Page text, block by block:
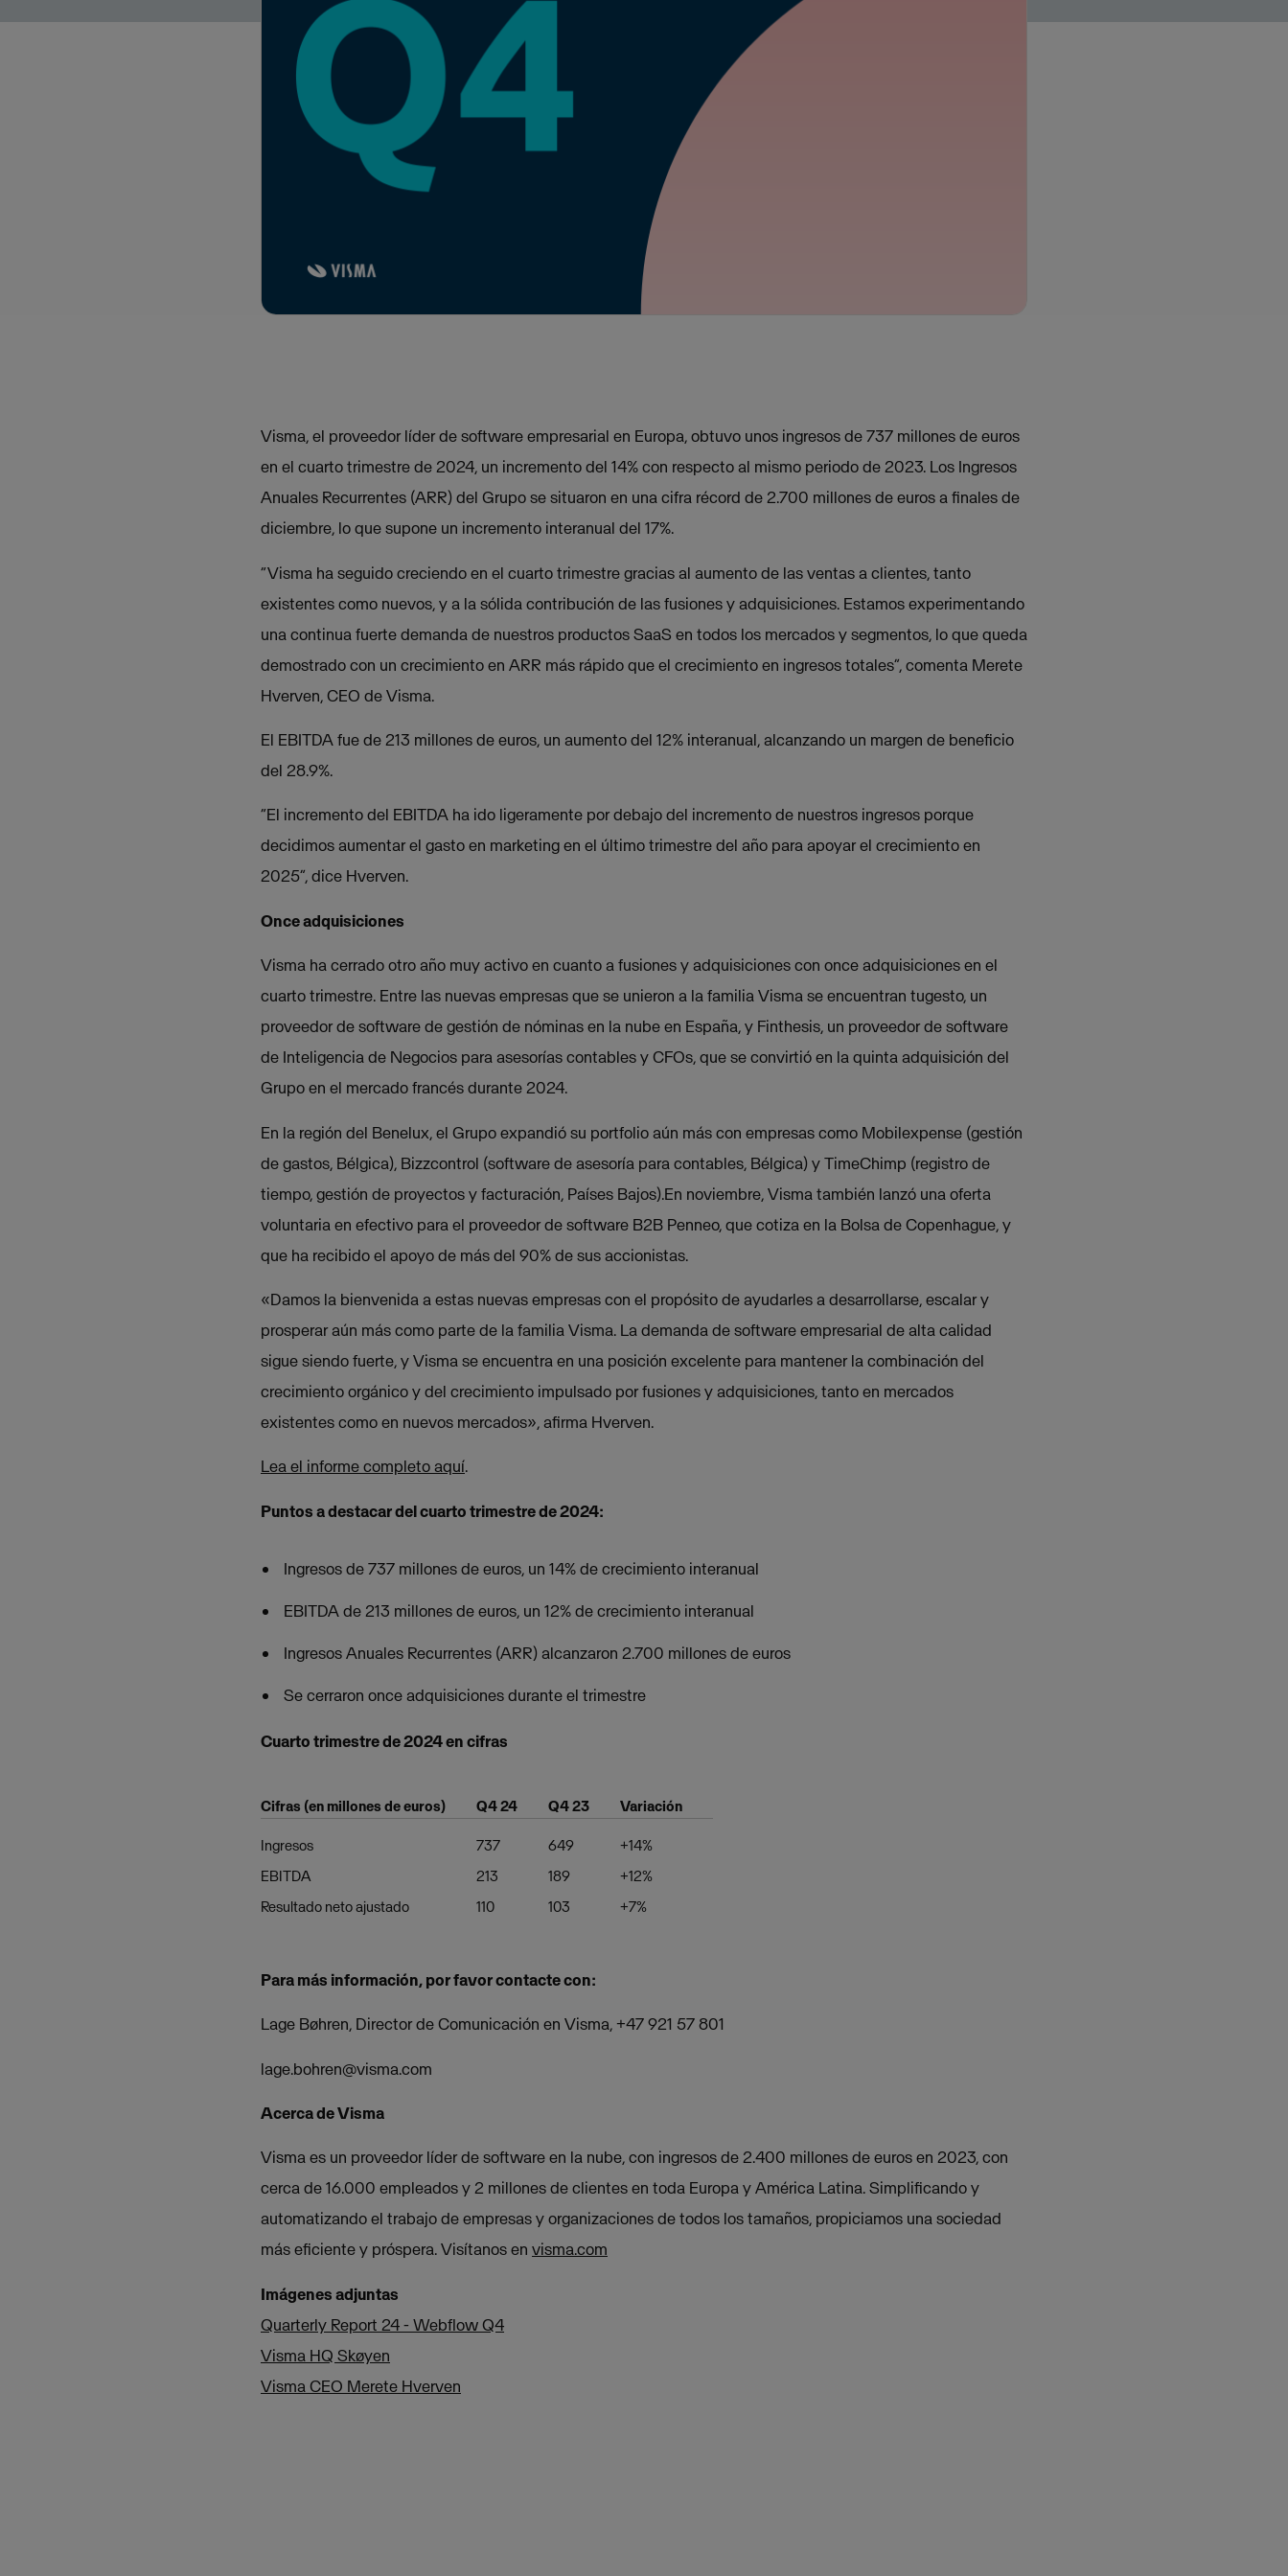
Visma, el proveedor líder de software empresarial en Europa, obtuvo unos ingresos de 737 millones de euros
en el cuarto trimestre de 2024, un incremento del 14% con respecto al mismo periodo de 2023. Los Ingresos
Anuales Recurrentes (ARR) del Grupo se situaron en una cifra récord de 2.700 millones de euros a finales de
diciembre, lo que supone un incremento interanual del 17%.
“Visma ha seguido creciendo en el cuarto trimestre gracias al aumento de las ventas a clientes, tanto
existentes como nuevos, y a la sólida contribución de las fusiones y adquisiciones. Estamos experimentando
una continua fuerte demanda de nuestros productos SaaS en todos los mercados y segmentos, lo que queda
demostrado con un crecimiento en ARR más rápido que el crecimiento en ingresos totales”, comenta Merete
Hverven, CEO de Visma.
El EBITDA fue de 213 millones de euros, un aumento del 12% interanual, alcanzando un margen de beneficio
del 28.9%.
“El incremento del EBITDA ha ido ligeramente por debajo del incremento de nuestros ingresos porque
decidimos aumentar el gasto en marketing en el último trimestre del año para apoyar el crecimiento en
2025”, dice Hverven.
Once adquisiciones
Visma ha cerrado otro año muy activo en cuanto a fusiones y adquisiciones con once adquisiciones en el
cuarto trimestre. Entre las nuevas empresas que se unieron a la familia Visma se encuentran tugesto, un
proveedor de software de gestión de nóminas en la nube en España, y Finthesis, un proveedor de software
de Inteligencia de Negocios para asesorías contables y CFOs, que se convirtió en la quinta adquisición del
Grupo en el mercado francés durante 2024.
En la región del Benelux, el Grupo expandió su portfolio aún más con empresas como Mobilexpense (gestión
de gastos, Bélgica), Bizzcontrol (software de asesoría para contables, Bélgica) y TimeChimp (registro de
tiempo, gestión de proyectos y facturación, Países Bajos).En noviembre, Visma también lanzó una oferta
voluntaria en efectivo para el proveedor de software B2B Penneo, que cotiza en la Bolsa de Copenhague, y
que ha recibido el apoyo de más del 90% de sus accionistas.
«Damos la bienvenida a estas nuevas empresas con el propósito de ayudarles a desarrollarse, escalar y
prosperar aún más como parte de la familia Visma. La demanda de software empresarial de alta calidad
sigue siendo fuerte, y Visma se encuentra en una posición excelente para mantener la combinación del
crecimiento orgánico y del crecimiento impulsado por fusiones y adquisiciones, tanto en mercados
existentes como en nuevos mercados», afirma Hverven.
Lea el informe completo aquí.
Puntos a destacar del cuarto trimestre de 2024:
Ingresos de 737 millones de euros, un 14% de crecimiento interanual
EBITDA de 213 millones de euros, un 12% de crecimiento interanual
Ingresos Anuales Recurrentes (ARR) alcanzaron 2.700 millones de euros
Se cerraron once adquisiciones durante el trimestre
Cuarto trimestre de 2024 en cifras
Cifras (en millones de euros) Q4 24 Q4 23 Variación
Ingresos 737 649
+14%
EBITDA
213 189
+12%
Resultado neto ajustado
110 103 +7%
Para más información, por favor contacte con:
Lage Bøhren, Director de Comunicación en Visma, +47 921 57 801
lage.bohren@visma.com
Acerca de Visma
Visma es un proveedor líder de software en la nube, con ingresos de 2.400 millones de euros en 2023, con
cerca de 16.000 empleados y 2 millones de clientes en toda Europa y América Latina. Simplificando y
automatizando el trabajo de empresas y organizaciones de todos los tamaños, propiciamos una sociedad
más eficiente y próspera. Visítanos en visma.com
Imágenes adjuntas
Quarterly Report 24 - Webflow Q4
Visma HQ Skøyen
Visma CEO Merete Hverven